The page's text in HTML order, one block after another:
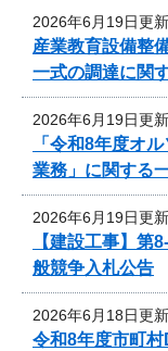
2026年6月19日更新
産業教育設備整
一式の調達に関
2026年6月19日更新
「令和8年度オ
業務」に関する
2026年6月19日更新
【建設工事】第
般競争入札公告
2026年6月18日更新
令和8年度市町